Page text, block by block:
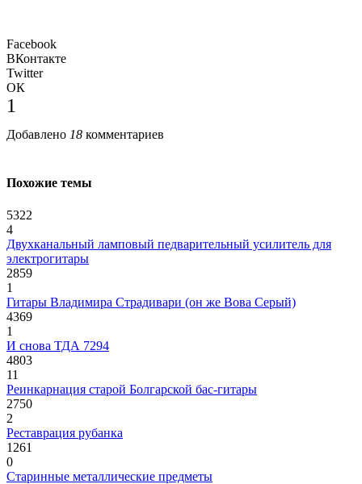
Facebook
ВКонтакте
Twitter
ОК
1
Добавлено 18 комментариев
Похожие темы
5322
4
Двухканальный ламповый педварительный усилитель для
электрогитары
2859
1
Гитары Владимира Страдивари (он же Вова Серый)
4369
1
И снова ТДА 7294
4803
11
Реинкарнация старой Болгарской бас-гитары
2750
2
Реставрация рубанка
1261
0
Старинные металлические предметы